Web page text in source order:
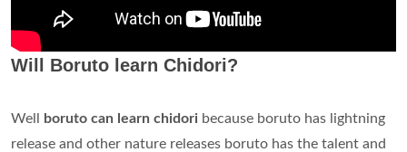
Will Boruto learn Chidori?
Well boruto can learn chidori because boruto has lightning
release and other nature releases boruto has the talent and